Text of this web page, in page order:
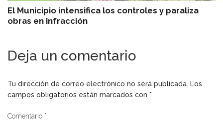
El Municipio intensifica los controles y paraliza
obras en infracción
Deja un comentario
Tu dirección de correo electrónico no será publicada. Los
campos obligatorios están marcados con *
Comentario *